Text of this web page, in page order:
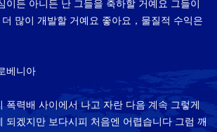
이든 아니든 난 그들을 축하할 거예요 그들이
많이 개발할 거예요 좋아요，물질적 수익은
베니아
폭력배 사이에서 나고 자란 다음 계속 그렇게
되겠지만 보다시피 처음엔 어렵습니다 그럼 깨